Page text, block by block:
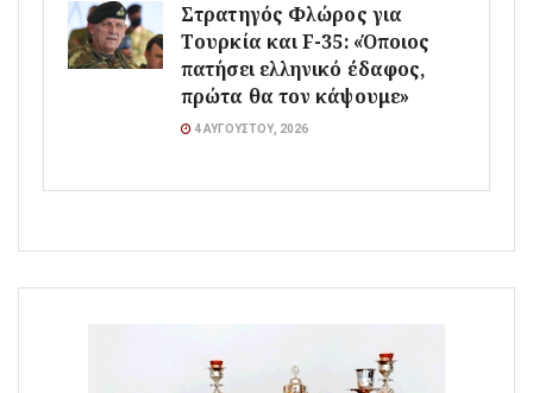
Στρατηγός Φλώρος για
Τουρκία και F-35: «Όποιος
πατήσει ελληνικό έδαφος,
πρώτα θα τον κάψουμε»
4 ΑΥΓΟΎΣΤΟΥ, 2026